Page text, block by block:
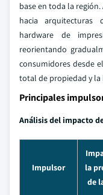
base en toda la
hacia
hardware de
reorientando
consumidores desde
total de propiedad y la
Principales
Análisis del impacto
Impulsor
la
de